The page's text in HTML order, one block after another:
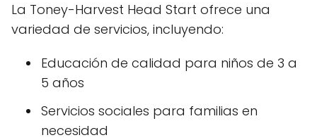
La Toney-Harvest Head Start ofrece una
variedad de servicios, incluyendo:
Educación de calidad para niños de 3 a
5 años
Servicios sociales para familias en
necesidad